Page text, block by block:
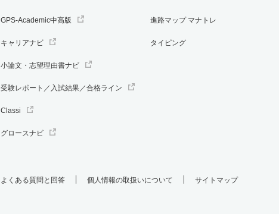
GPS-Academic中高版
キャリアナビ
小論文・志望理由書ナビ
受験レポート／入試結果／合格ライン
Classi
グロースナビ
進路マップ マナトレ
タイピング
よくある質問と回答 個人情報の取扱いについて サイトマップ